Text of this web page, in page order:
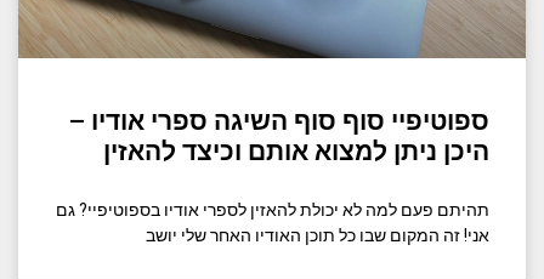
ספוטיפיי סוף סוף השיגה ספרי אודיו –
היכן ניתן למצוא אותם וכיצד להאזין
תהיתם פעם למה לא יכולת להאזין לספרי אודיו בספוטיפיי? גם
אני! זה המקום שבו כל תוכן האודיו האחר שלי יושב